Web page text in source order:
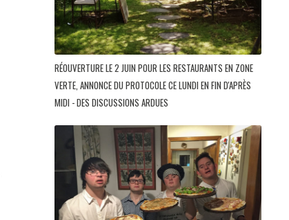
RÉOUVERTURE LE 2 JUIN POUR LES RESTAURANTS EN ZONE
VERTE, ANNONCE DU PROTOCOLE CE LUNDI EN FIN D'APRÈS
MIDI - DES DISCUSSIONS ARDUES